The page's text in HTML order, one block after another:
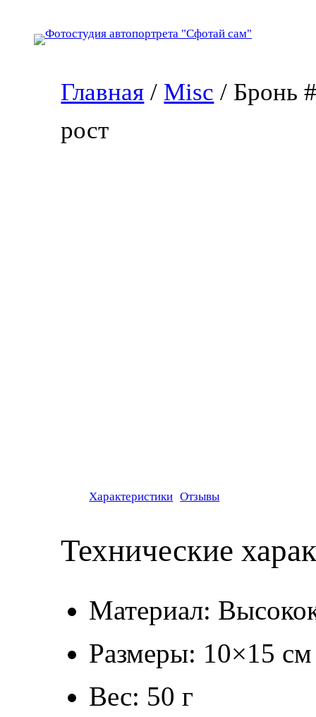
Главная / Misc / Бронь
рост
Характеристики Отзывы
Технические
Материал:
Размеры: 10×15 см
Вес: 50 г